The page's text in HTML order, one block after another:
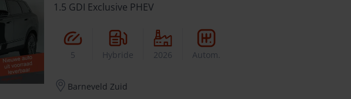
1.5 GDI Exclusive PHEV
5 Hybride 2026 Autom.
Barneveld Zuid